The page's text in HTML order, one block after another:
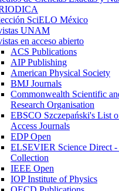
SciELO México
UNAM
en acceso abierto
ACS Publications
AIP Publishing
American Physical Society
BMJ Journals
Commonwealth Scientific
Research Organisation
EBSCO Szczepański's List
Access Journals
EDP Open
ELSEVIER Science Direct -
Collection
IEEE Open
IOP Institute of Physics